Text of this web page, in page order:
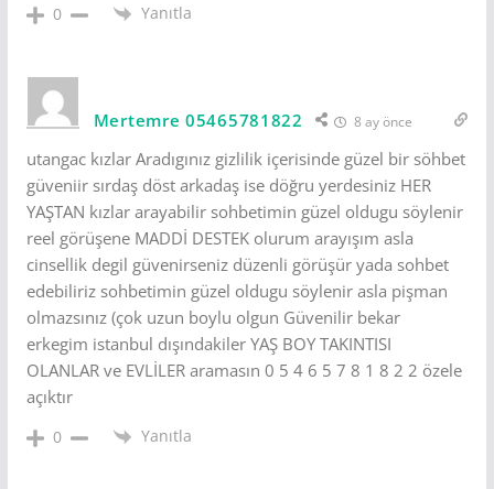
0 Yanıtla
Mertemre 05465781822 8 ay önce
utangac kızlar Aradıgınız gizlilik içerisinde güzel bir söhbet
güveniir sırdaş döst arkadaş ise döğru yerdesiniz HER
YAŞTAN kızlar arayabilir sohbetimin güzel oldugu söylenir
reel görüşene MADDİ DESTEK olurum arayışım asla
cinsellik degil güvenirseniz düzenli görüşür yada sohbet
edebiliriz sohbetimin güzel oldugu söylenir asla pişman
olmazsınız (çok uzun boylu olgun Güvenilir bekar
erkegim istanbul dışındakiler YAŞ BOY TAKINTISI
OLANLAR ve EVLİLER aramasın 0 5 4 6 5 7 8 1 8 2 2 özele
açıktır
0 Yanıtla